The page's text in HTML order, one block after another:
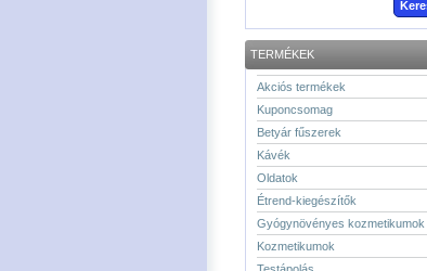
TERMÉKEK
Akciós termékek
Kuponcsomag
Betyár fűszerek
Kávék
Oldatok
Étrend-kiegészítők
Gyógynövényes kozmetikumok
Kozmetikumok